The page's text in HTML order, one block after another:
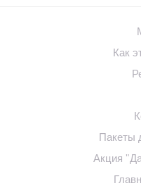
Как
Пакеты
Акция